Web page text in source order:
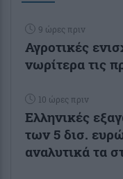
9 ώρες πριν
Αγροτικές
νωρίτερα τις
10 ώρες πριν
Ελληνικές
των 5 δισ.
αναλυτικά τα